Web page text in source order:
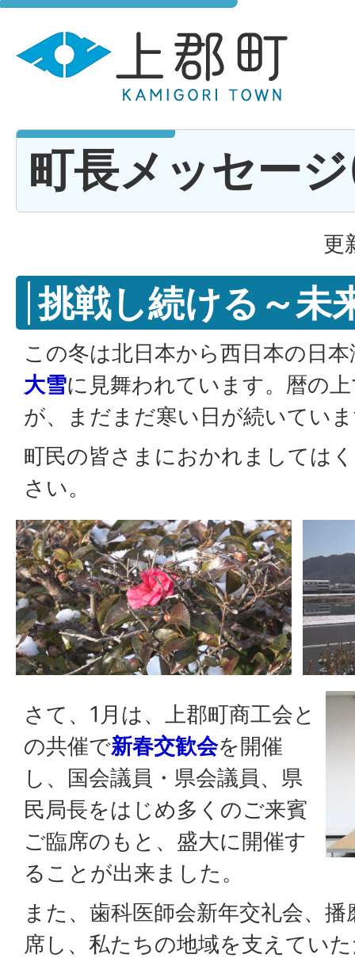
町長メッセー
更
挑戦し続ける～未
この冬は北日本から西日本の日
大雪に見舞われています。暦の
が、まだまだ寒い日が続いてい
町民の皆さまにおかれましては
さい。
さて、1月は、上郡町商工会と
の共催で新春交歓会を開催
し、国会議員・県会議員、県
民局長をはじめ多くのご来賓
ご臨席のもと、盛大に開催す
ることが出来ました。
また、歯科医師会新年交礼会、
席し、私たちの地域を支えてい